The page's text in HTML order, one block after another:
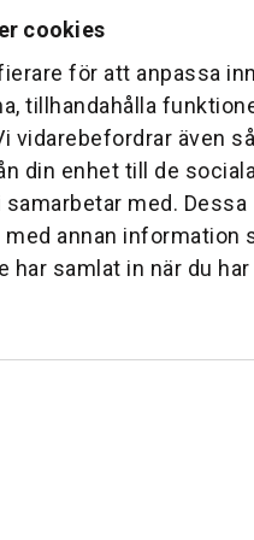
cookies
för att anpassa
tillhandahålla
vidarebefordrar även
din enhet till de
med. Dessa
annan information
har samlat in när du